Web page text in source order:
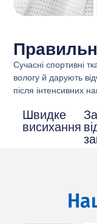
Сучасні спортивні
вологу й дарують
після інтенсивних
Швидке
висихання